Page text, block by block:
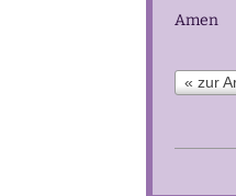
Amen
« zur